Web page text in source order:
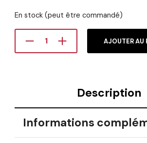
En stock (peut être commandé)
AJOUTER AU
Description
Informations